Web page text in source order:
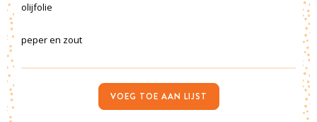
olijfolie
peper en zout
VOEG TOE AAN LIJST